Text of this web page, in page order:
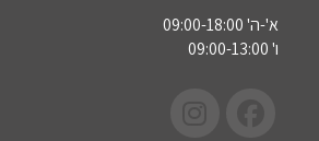
א'-ה' 09:00-18:00
ו' 09:00-13:00